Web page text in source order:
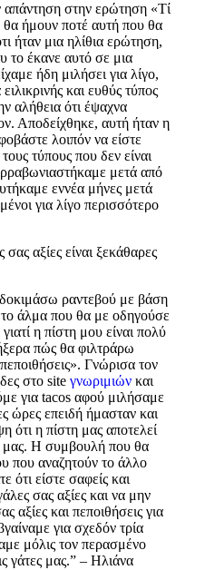
απάντηση στην ερώτηση «Τί
ήμουν ποτέ αυτή που θα
ήταν μια ηλίθια ερώτηση,
το έκανε αυτό σε μια
ήδη μιλήσει για λίγο,
και ευθύς τύπος
αλήθεια ότι έψαχνα
Αποδείχθηκε, αυτή ήταν η
λοιπόν να είστε
τους τύπους που δεν είναι
μετά από
εννέα μήνες μετά
για λίγο περισσότερο
σας αξίες είναι ξεκάθαρες
ραντεβού με βάση
το άλμα που θα με οδηγούσε
η πίστη μου είναι πολύ
πώς θα φιλτράρω
πεποιθήσεις». Γνώρισα τον
στο site γνωριμιών και
για tacos αφού μιλήσαμε
ώρες επειδή ήμασταν και
ότι η πίστη μας αποτελεί
μας. Η συμβουλή που θα
που αναζητούν το άλλο
ότι είστε σαφείς και
σας αξίες και να μην
αξίες και πεποιθήσεις για
για σχεδόν τρία
μόλις τον περασμένο
γάτες μας.” – Ηλιάνα